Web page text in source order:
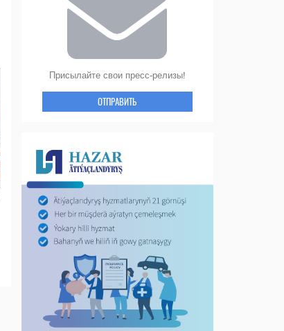
Присылайте свои пресс-релизы!
ОТПРАВИТЬ